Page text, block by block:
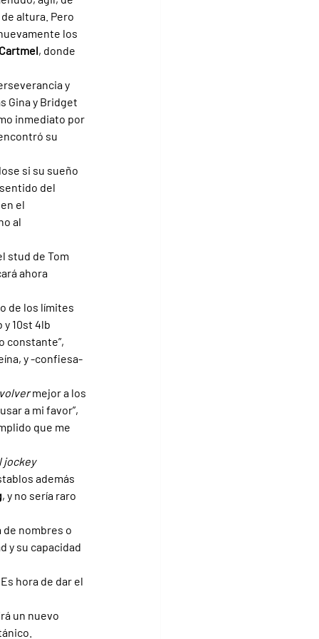
altura. Pero
los
Cartmel, donde
y
Gina y Bridget
inmediato por
su
si su sueño
del
el
al
stud de Tom
ahora
de los límites
10st 4lb
constante”,
y -confiesa-
mejor a los
a mi favor”,
que me
jockey
además
, y no sería raro
de nombres o
y su capacidad
hora de dar el
un nuevo